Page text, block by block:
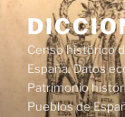
contenido
Censo histórico
España. Datos
Patrimonio
Pueblos de